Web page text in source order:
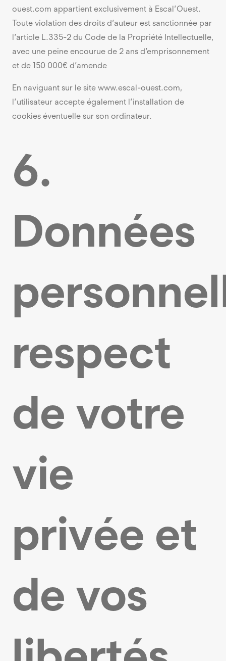
ouest.com appartient exclusivement à Escal’Ouest.
Toute violation des droits d’auteur est sanctionnée par
l’article L.335-2 du Code de la Propriété Intellectuelle,
avec une peine encourue de 2 ans d’emprisonnement
et de 150 000€ d’amende
En naviguant sur le site www.escal-ouest.com,
l’utilisateur accepte également l’installation de
cookies éventuelle sur son ordinateur.
6.
Données
respect
de votre
vie
privée et
de vos